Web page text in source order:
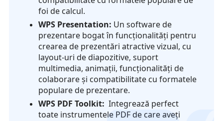
foi de calcul.
WPS Presentation: Un software de
prezentare bogat în funcționalități pentru
crearea de prezentări atractive vizual, cu
layout-uri de diapozitive, suport
multimedia, animații, funcționalități de
colaborare și compatibilitate cu formatele
populare de prezentare.
WPS PDF Toolkit: Integrează perfect
toate instrumentele PDF de care aveți
logo